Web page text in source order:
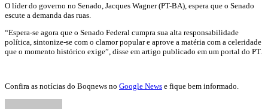
O líder do governo no Senado, Jacques Wagner (PT-BA), espera que o Senado
escute a demanda das ruas.
“Espera-se agora que o Senado Federal cumpra sua alta responsabilidade
política, sintonize-se com o clamor popular e aprove a matéria com a celeridade
que o momento histórico exige”, disse em artigo publicado em um portal do PT.
Confira as notícias do Boqnews no Google News e fique bem informado.